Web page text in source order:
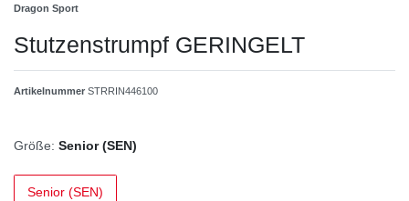
Dragon Sport
Stutzenstrumpf GERINGELT
Artikelnummer STRRIN446100
Größe: Senior (SEN)
Senior (SEN)